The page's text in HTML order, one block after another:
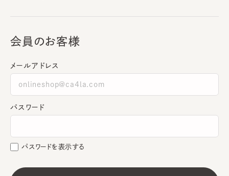
会員のお客様
メールアドレス
パスワード
パスワードを表示する